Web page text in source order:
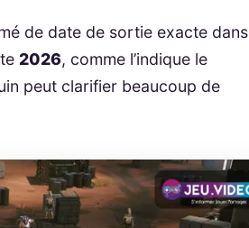
de date de sortie exacte dans
2026, comme l’indique le
peut clarifier beaucoup de